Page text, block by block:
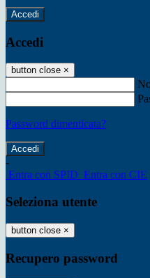
Accedi
Accedi
button close ×
Password dimenticata?
-
Entra con SPID Entra con CIE
Seleziona utente
button close ×
Recupero password